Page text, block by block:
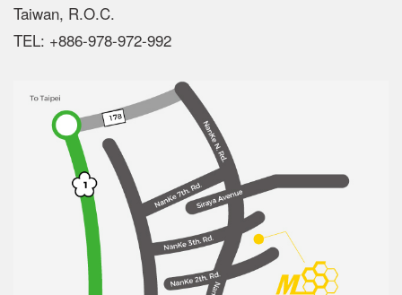
Taiwan, R.O.C.
TEL: +886-978-972-992